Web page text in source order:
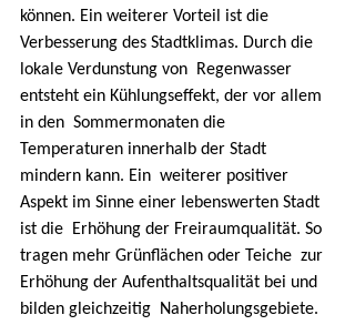
können. Ein weiterer Vorteil ist die
Verbesserung des Stadtklimas. Durch die
lokale Verdunstung von  Regenwasser
entsteht ein Kühlungseffekt, der vor allem
in den  Sommermonaten die
Temperaturen innerhalb der Stadt
mindern kann. Ein  weiterer positiver
Aspekt im Sinne einer lebenswerten Stadt
ist die  Erhöhung der Freiraumqualität. So
tragen mehr Grünflächen oder Teiche  zur
Erhöhung der Aufenthaltsqualität bei und
bilden gleichzeitig  Naherholungsgebiete.